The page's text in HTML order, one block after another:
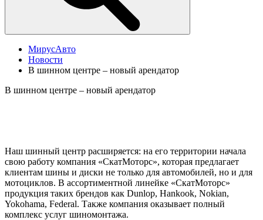
МирусАвто
Новости
В шинном центре – новый арендатор
В шинном центре – новый арендатор
Наш шинный центр расширяется: на его территории начала
свою работу компания «СкатМоторс», которая предлагает
клиентам шины и диски не только для автомобилей, но и для
мотоциклов. В ассортиментной линейке «СкатМоторс»
продукция таких брендов как Dunlop, Hankook, Nokian,
Yokohama, Federal. Также компания оказывает полный
комплекс услуг шиномонтажа.